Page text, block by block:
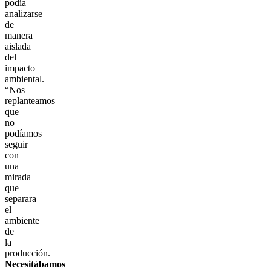
podía
analizarse
de
manera
aislada
del
impacto
ambiental.
“Nos
replanteamos
que
no
podíamos
seguir
con
una
mirada
que
separara
el
ambiente
de
la
producción.
Necesitábamos